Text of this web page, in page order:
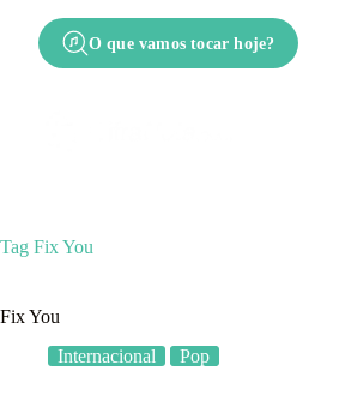
O que vamos tocar hoje?
Tag Fix You
Fix You
Internacional
Pop